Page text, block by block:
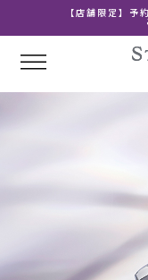
【店舗限定】